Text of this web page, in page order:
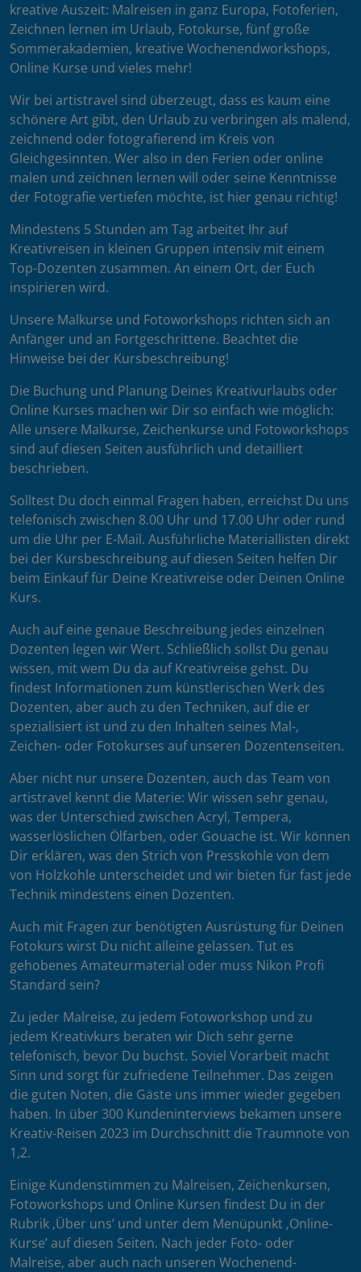
kreative Auszeit: Malreisen in ganz Europa, Fotoferien,
Zeichnen lernen im Urlaub, Fotokurse, fünf große
Sommerakademien, kreative Wochenendworkshops,
Online Kurse und vieles mehr!
Wir bei artistravel sind überzeugt, dass es kaum eine
schönere Art gibt, den Urlaub zu verbringen als malend,
zeichnend oder fotografierend im Kreis von
Gleichgesinnten. Wer also in den Ferien oder online
malen und zeichnen lernen will oder seine Kenntnisse
der Fotografie vertiefen möchte, ist hier genau richtig!
Mindestens 5 Stunden am Tag arbeitet Ihr auf
Kreativreisen in kleinen Gruppen intensiv mit einem
Top-Dozenten zusammen. An einem Ort, der Euch
inspirieren wird.
Unsere Malkurse und Fotoworkshops richten sich an
Anfänger und an Fortgeschrittene. Beachtet die
Hinweise bei der Kursbeschreibung!
Die Buchung und Planung Deines Kreativurlaubs oder
Online Kurses machen wir Dir so einfach wie möglich:
Alle unsere Malkurse, Zeichenkurse und Fotoworkshops
sind auf diesen Seiten ausführlich und detailliert
beschrieben.
Solltest Du doch einmal Fragen haben, erreichst Du uns
telefonisch zwischen 8.00 Uhr und 17.00 Uhr oder rund
um die Uhr per E-Mail. Ausführliche Materiallisten direkt
bei der Kursbeschreibung auf diesen Seiten helfen Dir
beim Einkauf für Deine Kreativreise oder Deinen Online
Kurs.
Auch auf eine genaue Beschreibung jedes einzelnen
Dozenten legen wir Wert. Schließlich sollst Du genau
wissen, mit wem Du da auf Kreativreise gehst. Du
findest Informationen zum künstlerischen Werk des
Dozenten, aber auch zu den Techniken, auf die er
spezialisiert ist und zu den Inhalten seines Mal-,
Zeichen- oder Fotokurses auf unseren Dozentenseiten.
Aber nicht nur unsere Dozenten, auch das Team von
artistravel kennt die Materie: Wir wissen sehr genau,
was der Unterschied zwischen Acryl, Tempera,
wasserlöslichen Ölfarben, oder Gouache ist. Wir können
Dir erklären, was den Strich von Presskohle von dem
von Holzkohle unterscheidet und wir bieten für fast jede
Technik mindestens einen Dozenten.
Auch mit Fragen zur benötigten Ausrüstung für Deinen
Fotokurs wirst Du nicht alleine gelassen. Tut es
gehobenes Amateurmaterial oder muss Nikon Profi
Standard sein?
Zu jeder Malreise, zu jedem Fotoworkshop und zu
jedem Kreativkurs beraten wir Dich sehr gerne
telefonisch, bevor Du buchst. Soviel Vorarbeit macht
Sinn und sorgt für zufriedene Teilnehmer. Das zeigen
die guten Noten, die Gäste uns immer wieder gegeben
haben. In über 300 Kundeninterviews bekamen unsere
Kreativ-Reisen 2023 im Durchschnitt die Traumnote von
1,2.
Einige Kundenstimmen zu Malreisen, Zeichenkursen,
Fotoworkshops und Online Kursen findest Du in der
Rubrik ‚Über uns’ und unter dem Menüpunkt ‚Online-
Kurse’ auf diesen Seiten. Nach jeder Foto- oder
Malreise, aber auch nach unseren Wochenend-